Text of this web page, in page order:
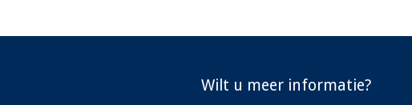
Wilt u meer informatie?